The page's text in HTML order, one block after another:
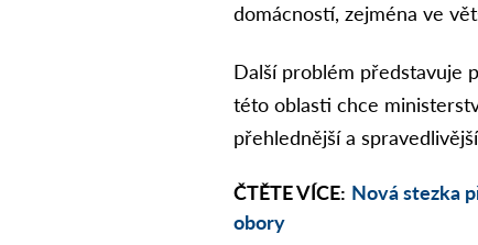
domácností, zejména ve
Další problém představuje
této oblasti chce
přehlednější a
ČTĚTE VÍCE: Nová stezka
obory